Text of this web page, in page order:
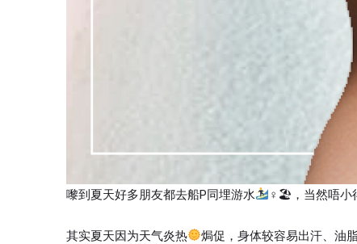
嚟到夏天好多朋友都去船P同埋游水 ‍♀🏖，当然唔小
其实夏天因为天气炎热
焗促，身体较容易出汗、油